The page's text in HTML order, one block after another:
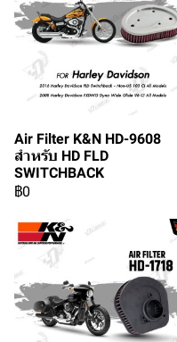
Air Filter K&N HD-9608
สำหรับ HD FLD
SWITCHBACK
฿0